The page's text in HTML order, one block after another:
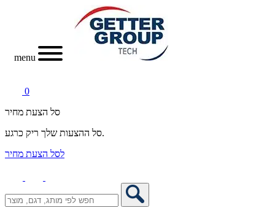
menu
0
סל הצעת מחיר
סל ההצעות שלך ריק כרגע.
לסל הצעת מחיר